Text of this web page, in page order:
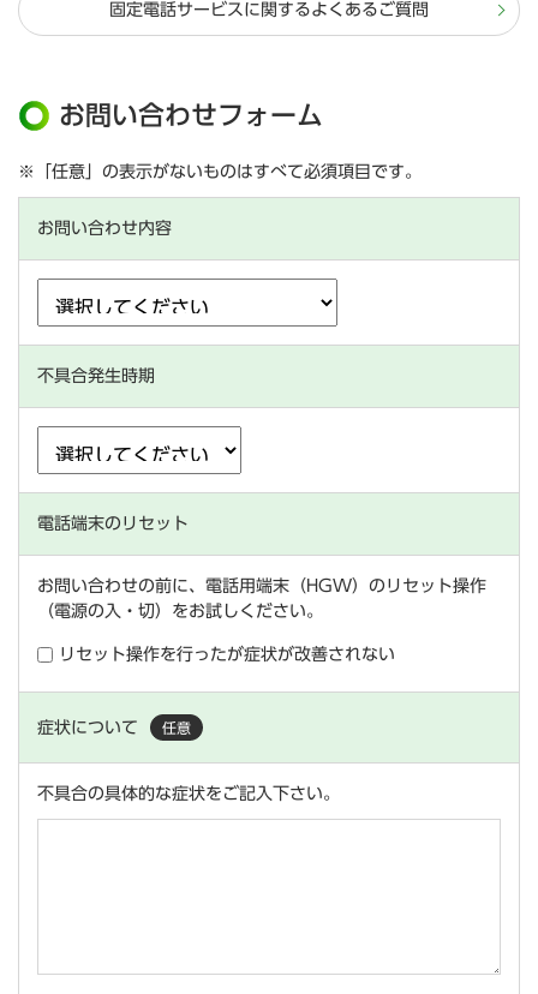
固定電話サービスに関するよくあるご質問
お問い合わせフォーム
※「任意」の表示がないものはすべて必須項目です。
お問い合わせ内容
不具合発生時期
電話端末のリセット
お問い合わせの前に、電話用端末（HGW）のリセット操作
（電源の入・切）をお試しください。
リセット操作を行ったが症状が改善されない
症状について 任意
不具合の具体的な症状をご記入下さい。